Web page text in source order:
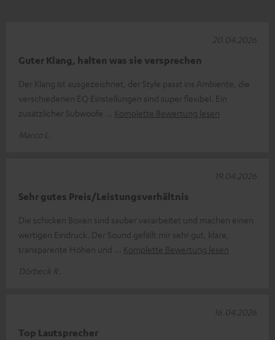
Guter Klang, halten was sie versprechen
Der Klang ist ausgezeichnet, der Style passt ins Ambiente, die
verschiedenen EQ Einstellungen sind super flexibel. Ein
zusätzlicher Subwoofe
Komplette Bewertung lesen
Marco L.
20.04.2026
Sehr gutes Preis/Leistungsverhältnis
Die schicken Boxen sind sauber verarbeitet und machen einen
wertigen Eindruck. Der Sound gefällt mir sehr gut, klare,
transparente Höhen und
Komplette Bewertung lesen
Dörbeck R.
19.04.2026
Top Lautsprecher
16.04.2026